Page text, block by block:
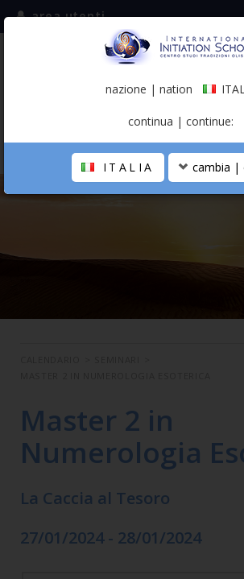
(italiano)
area utenti
LA SCUOLA
Master 2 in
Numerologia
La Caccia al Tesoro
27/01/2024 - 28/01/2024
nazione | nation
continua | continue:
ITALIA cambia |